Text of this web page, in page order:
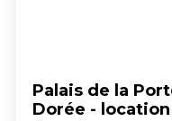
Palais de la
Dorée - location